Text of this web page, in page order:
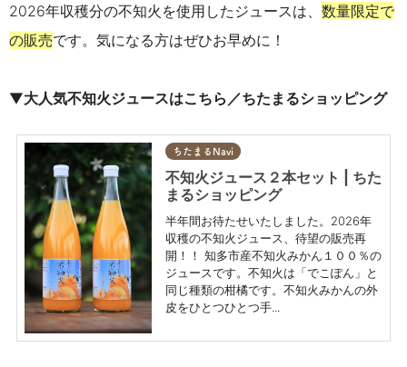
2026年収穫分の不知火を使用したジュースは、 数量限定で
の販売です。 気になる方はぜひお早めに！
▼大人気不知火ジュースはこちら／ちたまるショッピング
ちたまるNavi
不知火ジュース２本セット | ちた
まるショッピング
半年間お待たせいたしました。2026年
収穫の不知火ジュース、待望の販売再
開！！ 知多市産不知火みかん１００％の
ジュースです。不知火は「でこぽん」と
同じ種類の柑橘です。不知火みかんの外
皮をひとつひとつ手...